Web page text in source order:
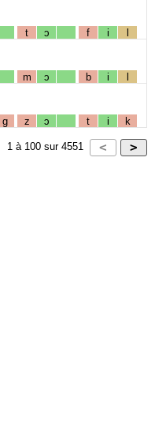
t ɔ f i l
m ɔ b i l
g z ɔ t i k
1 à 100 sur 4551